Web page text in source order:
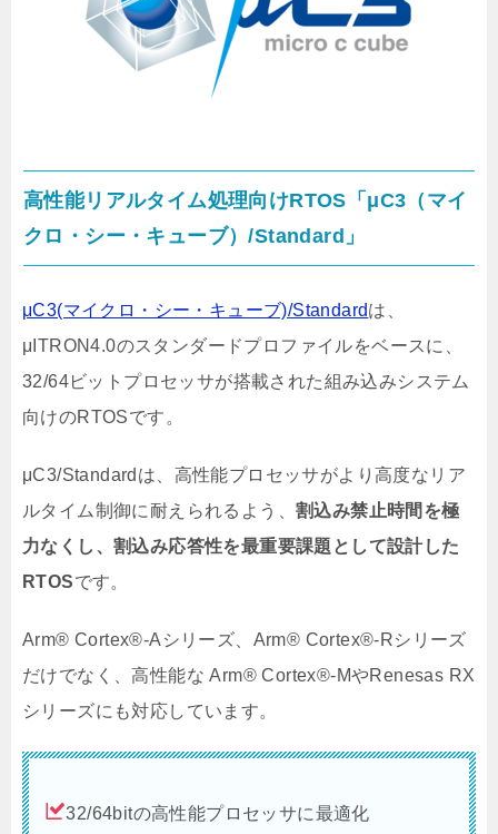
高性能リアルタイム処理向けRTOS「μC3（マイ
クロ・シー・キューブ）/Standard」
μC3(マイクロ・シー・キューブ)/Standardは、
μITRON4.0のスタンダードプロファイルをベースに、
32/64ビットプロセッサが搭載された組み込みシステム
向けのRTOSです。
μC3/Standardは、高性能プロセッサがより高度なリア
ルタイム制御に耐えられるよう、 割込み禁止時間を極
力なくし、割込み応答性を最重要課題として設計した
RTOSです。
Arm® Cortex®-Aシリーズ、Arm® Cortex®-Rシリーズ
だけでなく、高性能な Arm® Cortex®-MやRenesas RX
シリーズにも対応しています。
32/64bitの高性能プロセッサに最適化